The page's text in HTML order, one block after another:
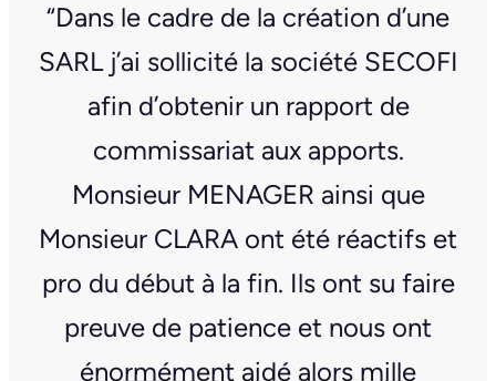
“Dans le cadre de la création d’une
SARL j’ai sollicité la société SECOFI
afin d’obtenir un rapport de
commissariat aux apports.
Monsieur MENAGER ainsi que
Monsieur CLARA ont été réactifs et
pro du début à la fin. Ils ont su faire
preuve de patience et nous ont
énormément aidé alors mille